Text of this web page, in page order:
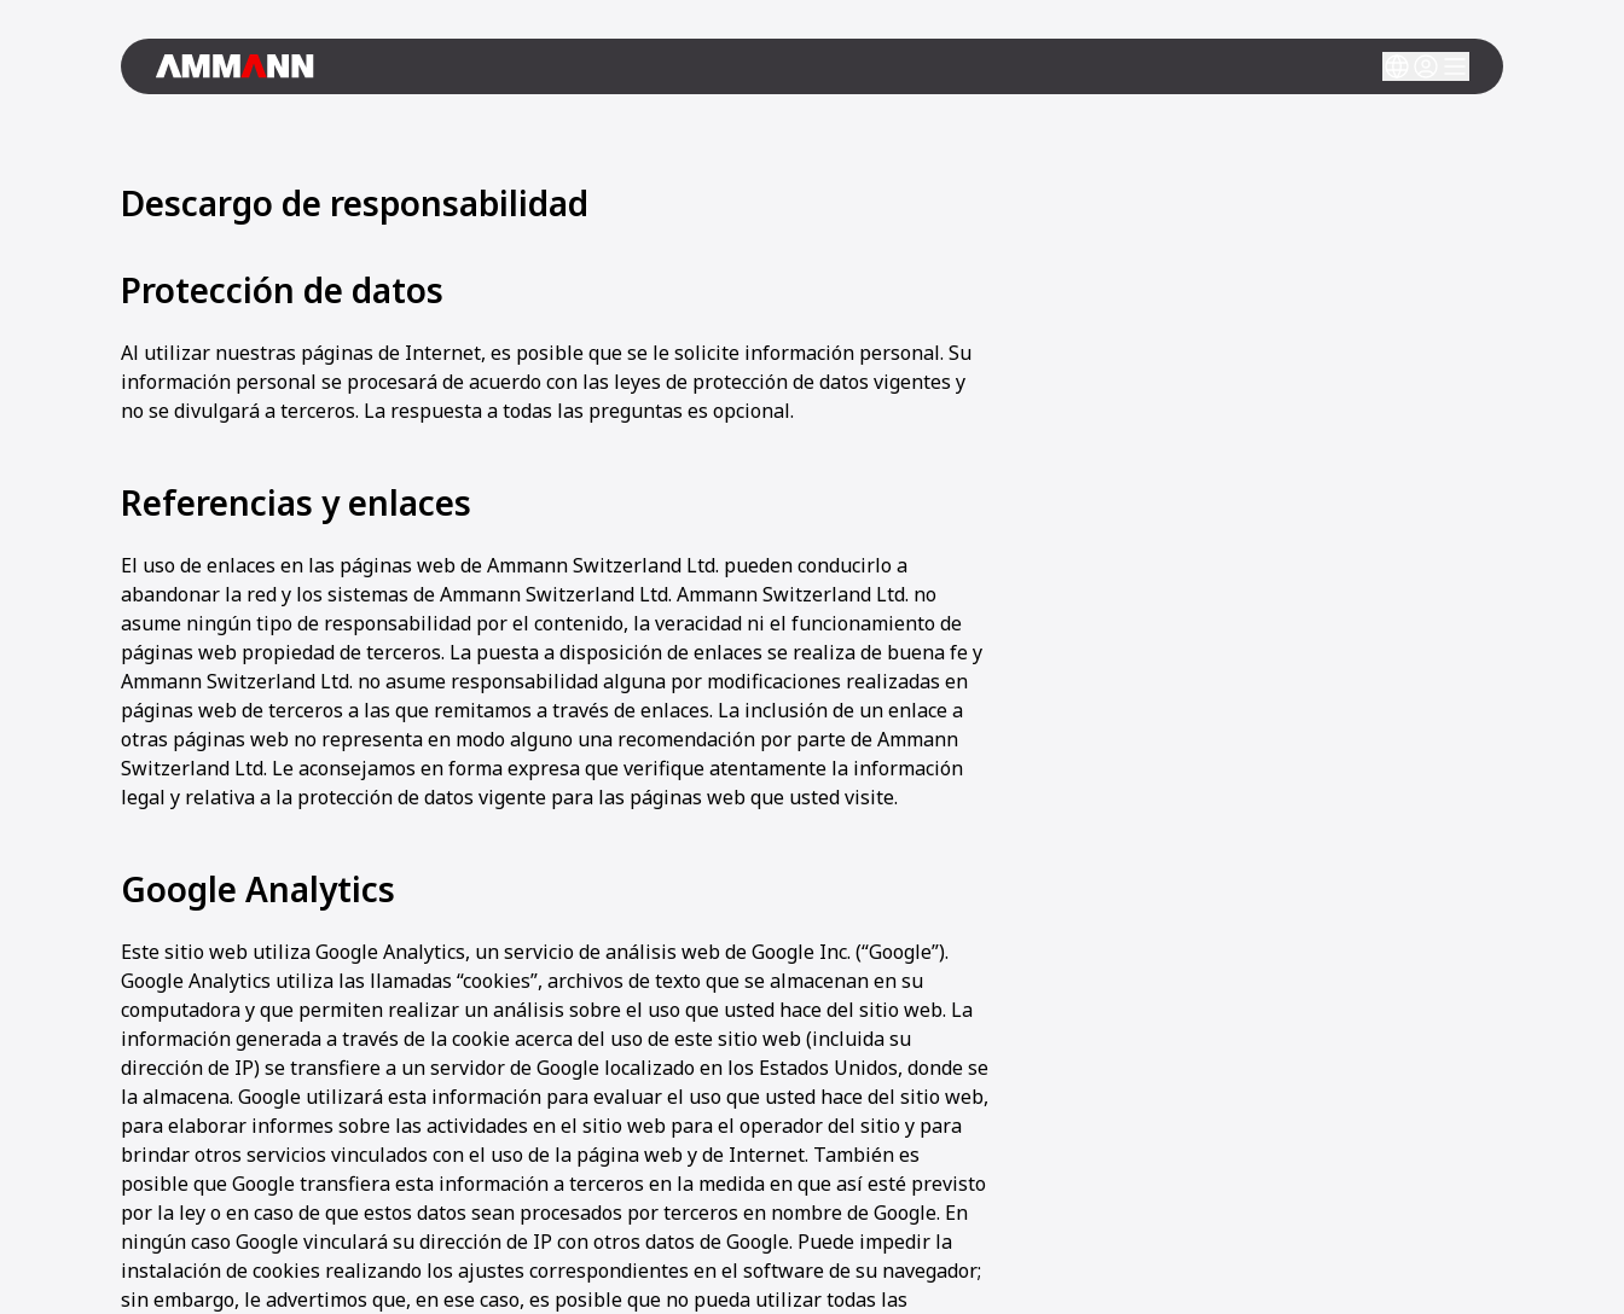
Descargo de responsabilidad
Protección de datos
Al utilizar nuestras páginas de Internet, es posible que se le solicite información personal. Su
información personal se procesará de acuerdo con las leyes de protección de datos vigentes y
no se divulgará a terceros. La respuesta a todas las preguntas es opcional.
Referencias y enlaces
El uso de enlaces en las páginas web de Ammann Switzerland Ltd. pueden conducirlo a
abandonar la red y los sistemas de Ammann Switzerland Ltd. Ammann Switzerland Ltd. no
asume ningún tipo de responsabilidad por el contenido, la veracidad ni el funcionamiento de
páginas web propiedad de terceros. La puesta a disposición de enlaces se realiza de buena fe y
Ammann Switzerland Ltd. no asume responsabilidad alguna por modificaciones realizadas en
páginas web de terceros a las que remitamos a través de enlaces. La inclusión de un enlace a
otras páginas web no representa en modo alguno una recomendación por parte de Ammann
Switzerland Ltd. Le aconsejamos en forma expresa que verifique atentamente la información
legal y relativa a la protección de datos vigente para las páginas web que usted visite.
Google Analytics
Este sitio web utiliza Google Analytics, un servicio de análisis web de Google Inc. (“Google”).
Google Analytics utiliza las llamadas “cookies”, archivos de texto que se almacenan en su
computadora y que permiten realizar un análisis sobre el uso que usted hace del sitio web. La
información generada a través de la cookie acerca del uso de este sitio web (incluida su
dirección de IP) se transfiere a un servidor de Google localizado en los Estados Unidos, donde se
la almacena. Google utilizará esta información para evaluar el uso que usted hace del sitio web,
para elaborar informes sobre las actividades en el sitio web para el operador del sitio y para
brindar otros servicios vinculados con el uso de la página web y de Internet. También es
posible que Google transfiera esta información a terceros en la medida en que así esté previsto
por la ley o en caso de que estos datos sean procesados por terceros en nombre de Google. En
ningún caso Google vinculará su dirección de IP con otros datos de Google. Puede impedir la
instalación de cookies realizando los ajustes correspondientes en el software de su navegador;
sin embargo, le advertimos que, en ese caso, es posible que no pueda utilizar todas las